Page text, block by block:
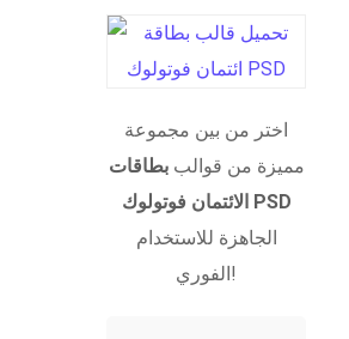
اختر من بين مجموعة
مميزة من قوالببطاقات
الائتمان فوتولوك PSD
الجاهزة للاستخدام
الفوري!